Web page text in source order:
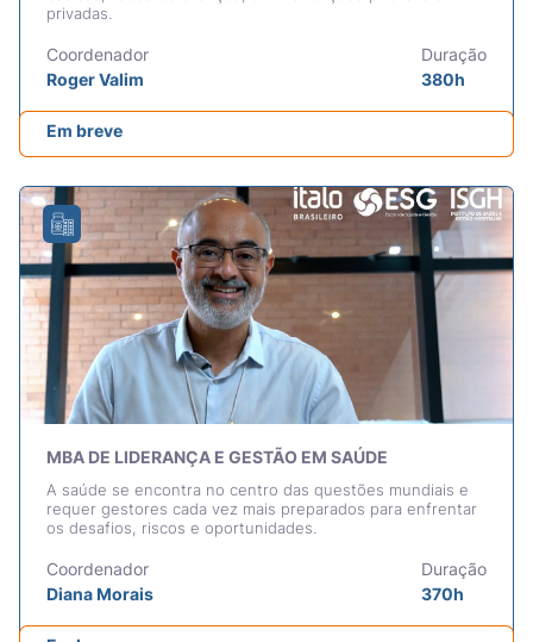
privadas.
Coordenador
Roger Valim
Duração
380h
Em breve
MBA DE LIDERANÇA E GESTÃO EM SAÚDE
A saúde se encontra no centro das questões mundiais e
requer gestores cada vez mais preparados para enfrentar
os desafios, riscos e oportunidades.
Coordenador
Diana Morais
Duração
370h